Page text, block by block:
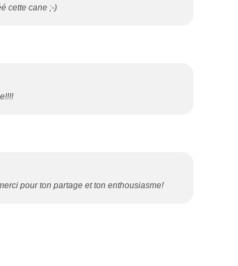
cette cane ;-)
pour ton partage et ton enthousiasme!